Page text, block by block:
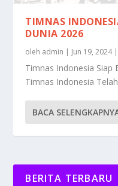
TIMNAS
DUNIA 2026
oleh admin | Jun 19, 2024|
Timnas Indonesia Siap
Timnas Indonesia
BACA
BERITA TERBARU